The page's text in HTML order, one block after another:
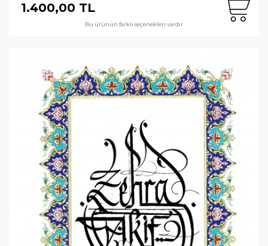
1.400,00 TL
Bu ürünün farklı seçenekleri vardır